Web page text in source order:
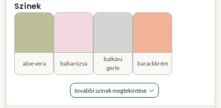
Színek
aloe vera babarózsa
balkáni
gerle
barackkrém
további színek megtekintése